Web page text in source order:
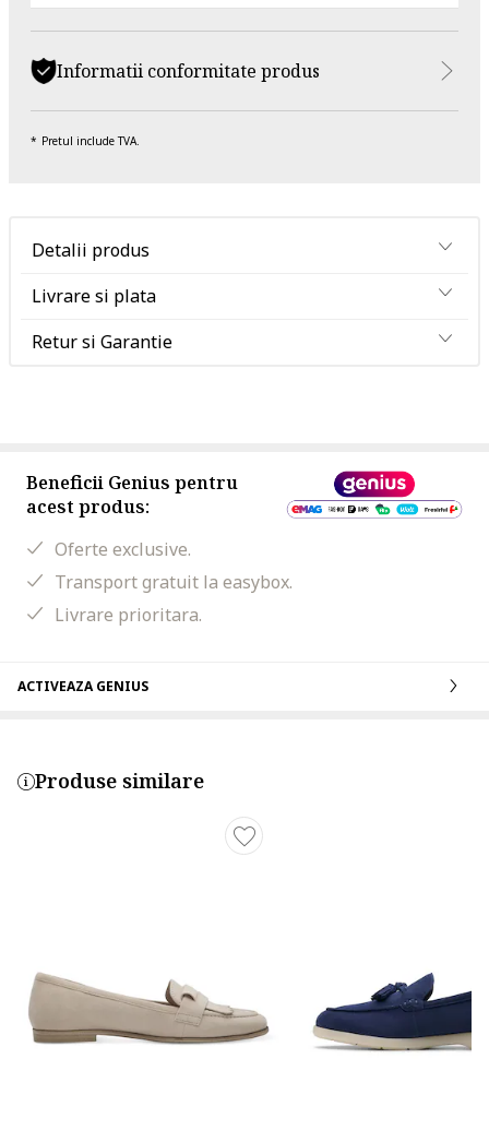
Informatii conformitate produs
Pretul include TVA.
Detalii produs
Livrare si plata
Retur si Garantie
Beneficii Genius pentru
acest produs:
Oferte exclusive.
Transport gratuit la easybox.
Livrare prioritara.
ACTIVEAZA GENIUS
Produse similare